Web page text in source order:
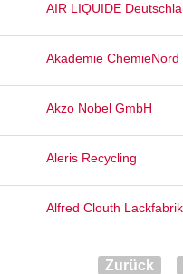
AIR LIQUIDE
Akademie ChemieNord
Akzo Nobel GmbH
Aleris Recycling
Alfred Clouth
Zurück